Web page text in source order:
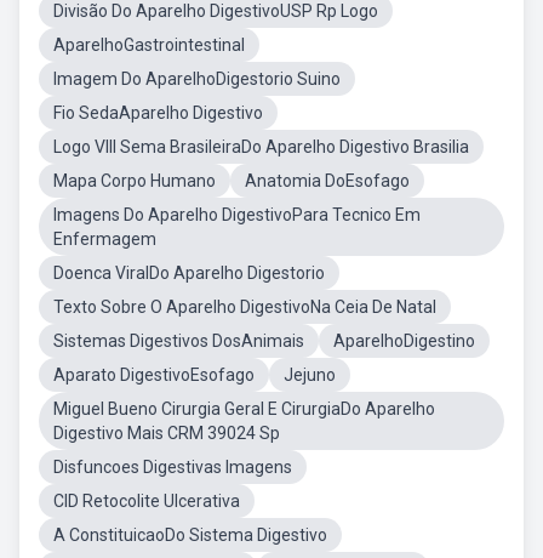
Divisão Do Aparelho DigestivoUSP Rp Logo
AparelhoGastrointestinal
Imagem Do AparelhoDigestorio Suino
Fio SedaAparelho Digestivo
Logo VIII Sema BrasileiraDo Aparelho Digestivo Brasilia
Mapa Corpo Humano
Anatomia DoEsofago
Imagens Do Aparelho DigestivoPara Tecnico Em
Enfermagem
Doenca ViralDo Aparelho Digestorio
Texto Sobre O Aparelho DigestivoNa Ceia De Natal
Sistemas Digestivos DosAnimais
AparelhoDigestino
Aparato DigestivoEsofago
Jejuno
Miguel Bueno Cirurgia Geral E CirurgiaDo Aparelho
Digestivo Mais CRM 39024 Sp
Disfuncoes Digestivas Imagens
CID Retocolite Ulcerativa
A ConstituicaoDo Sistema Digestivo